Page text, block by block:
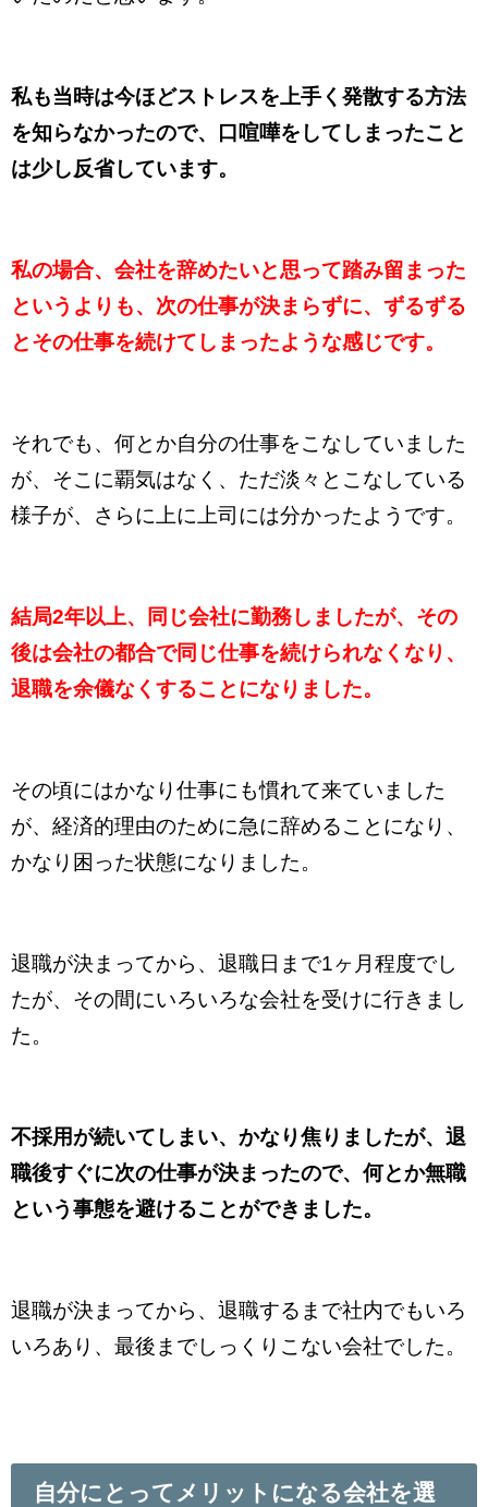
私も当時は今ほどストレスを上手く発散する方法
を知らなかったので、口喧嘩をしてしまったこと
は少し反省しています。
私の場合、会社を辞めたいと思って踏み留まった
というよりも、次の仕事が決まらずに、ずるずる
とその仕事を続けてしまったような感じです。
それでも、何とか自分の仕事をこなしていました
が、そこに覇気はなく、ただ淡々とこなしている
様子が、さらに上に上司には分かったようです。
結局2年以上、同じ会社に勤務しましたが、その
後は会社の都合で同じ仕事を続けられなくなり、
退職を余儀なくすることになりました。
その頃にはかなり仕事にも慣れて来ていました
が、経済的理由のために急に辞めることになり、
かなり困った状態になりました。
退職が決まってから、退職日まで1ヶ月程度でし
たが、その間にいろいろな会社を受けに行きまし
た。
不採用が続いてしまい、かなり焦りましたが、退
職後すぐに次の仕事が決まったので、何とか無職
という事態を避けることができました。
退職が決まってから、退職するまで社内でもいろ
いろあり、最後までしっくりこない会社でした。
自分にとってメリットになる会社を選